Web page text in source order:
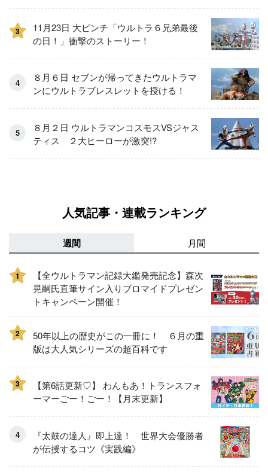
3
11月23日 大ピンチ「ウルトラ６兄弟最後
の日！」衝撃のストーリー！
８月６日 セブンが帰ってきたウルトラマ
ンにウルトラブレスレットを授ける！
８月２日 ウルトラマンコスモスVSジャス
ティス ２大ヒーローが激突!?
人気記事・連載ランキング
週間 月間
1
【全ウルトラマン記録大鑑発売記念】森次
晃嗣氏直筆サイン入りブロマイドプレゼン
トキャンペーン開催！
2
50年以上の歴史がこの一冊に！ ６月の重
版は大人気シリーズの超百科です
3
【第6話更新♡】 わんもあ！トランスフォ
ーマーごー！ごー！【月末更新】
『太鼓の達人』即上達！ 世界大会優勝者
が伝授するコツ《実践編》